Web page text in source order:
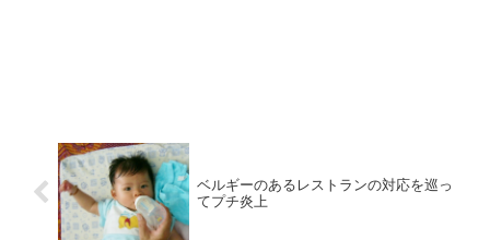
ベルギーのあるレストランの対応を巡っ
てプチ炎上